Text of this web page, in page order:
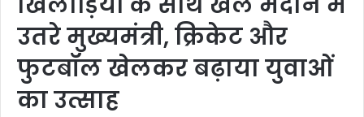
उतरे मुख्यमंत्री, क्रिकेट और
फुटबॉल खेलकर बढ़ाया युवाओं
का उत्साह